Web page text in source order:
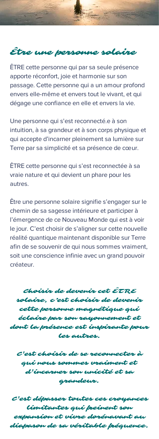
Être une personne solaire
ÊTRE cette personne qui par sa seule présence
apporte réconfort, joie et harmonie sur son
passage. Cette personne qui a un amour profond
envers elle-même et envers tout le vivant, et qui
dégage une confiance en elle et envers la vie.
Une personne qui s'est reconnecté.e à son
intuition, à sa grandeur et à son corps physique et
qui accepte d’incarner pleinement sa lumière sur
Terre par sa simplicité et sa présence de cœur.
ÊTRE cette personne qui s’est reconnectée à sa
vraie nature et qui devient un phare pour les
autres.
Être une personne solaire signifie s’engager sur le
chemin de sa sagesse intérieure et participer à
l’émergence de ce Nouveau Monde qui est à voir
le jour. C’est choisir de s’aligner sur cette nouvelle
réalité quantique maintenant disponible sur Terre
afin de se souvenir de qui nous sommes vraiment,
soit une conscience infinie avec un grand pouvoir
créateur.
Choisir de devenir cet ÊTRE
solaire, c’est choisir de devenir
cette personne magnétique qui
éclaire par son rayonnement et
dont la présence est inspirante pour
les autres.
C'est choisir de se reconnecter à
qui nous sommes vraiment et
d'incarner son unicité et sa
grandeur.
C'est dépasser toutes ces croyances
limitantes qui freinent son
expansion et vivre dorénavant au
diapason de sa véritable fréquence.